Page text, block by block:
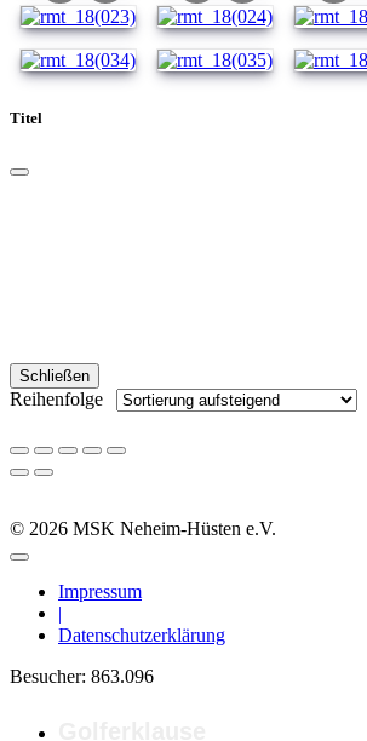
Titel
Schließen
Reihenfolge
© 2026 MSK Neheim-Hüsten e.V.
Impressum
|
Datenschutzerklärung
Besucher: 863.096